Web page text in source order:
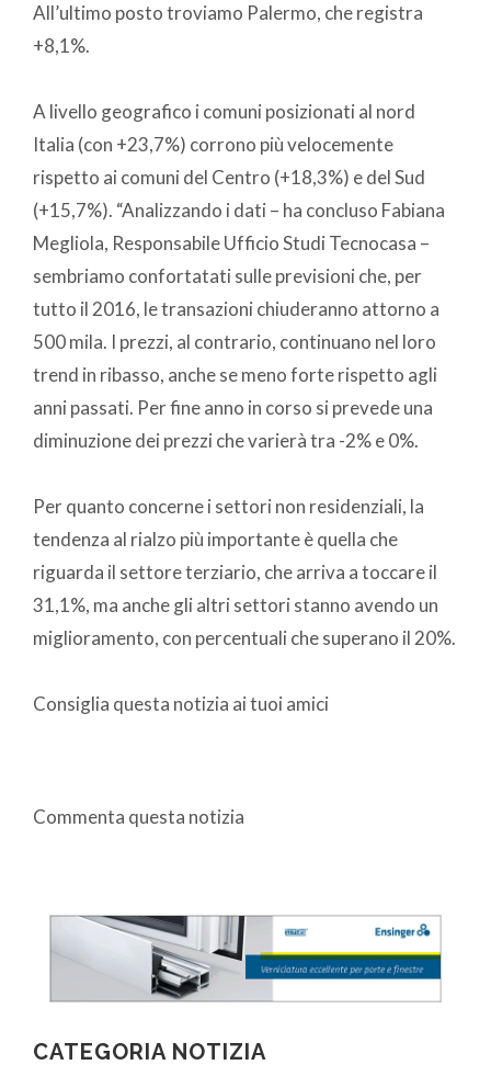
All’ultimo posto troviamo Palermo, che registra
+8,1%.
A livello geografico i comuni posizionati al nord
Italia (con +23,7%) corrono più velocemente
rispetto ai comuni del Centro (+18,3%) e del Sud
(+15,7%). “Analizzando i dati – ha concluso Fabiana
Megliola, Responsabile Ufficio Studi Tecnocasa –
sembriamo confortatati sulle previsioni che, per
tutto il 2016, le transazioni chiuderanno attorno a
500 mila. I prezzi, al contrario, continuano nel loro
trend in ribasso, anche se meno forte rispetto agli
anni passati. Per fine anno in corso si prevede una
diminuzione dei prezzi che varierà tra -2% e 0%.
Per quanto concerne i settori non residenziali, la
tendenza al rialzo più importante è quella che
riguarda il settore terziario, che arriva a toccare il
31,1%, ma anche gli altri settori stanno avendo un
miglioramento, con percentuali che superano il 20%.
Consiglia questa notizia ai tuoi amici
Commenta questa notizia
CATEGORIA NOTIZIA